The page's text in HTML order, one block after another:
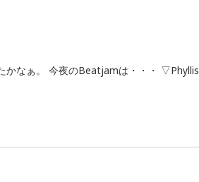
かなぁ。 今夜のBeatjamは・・・ ▽Phyllis